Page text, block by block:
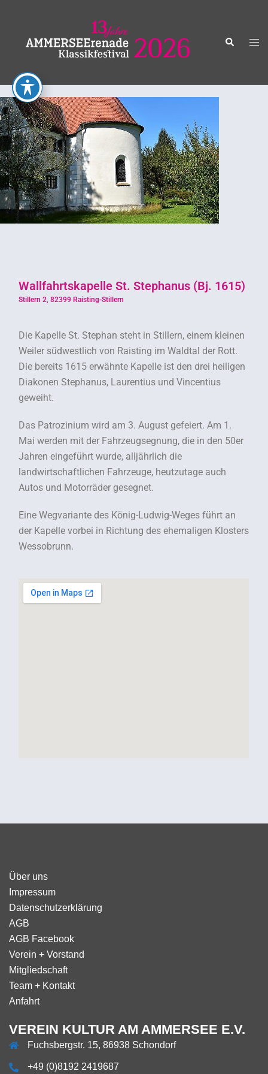
Wallfahrtskapelle St. Stephanus (Bj. 1615)
Stillern 2, 82399 Raisting-Stillern
Die Kapelle St. Stephan steht in Stillern, einem kleinen
Weiler südwestlich von Raisting im Waldtal der Rott.
Die bereits 1615 erwähnte Kapelle ist den drei heiligen
Diakonen Stephanus, Laurentius und Vincentius
geweiht.
Das Patrozinium wird am 3. August gefeiert. Am 1.
Mai werden mit der Fahrzeugsegnung, die in den 50er
Jahren eingeführt wurde, alljährlich die
landwirtschaftlichen Fahrzeuge, heutzutage auch
Autos und Motorräder gesegnet.
Eine Wegvariante des König-Ludwig-Weges führt an
der Kapelle vorbei in Richtung des ehemaligen Klosters
Wessobrunn.
Über uns
Impressum
Datenschutzerklärung
AGB
AGB Facebook
Verein + Vorstand
Mitgliedschaft
Team + Kontakt
Anfahrt
VEREIN KULTUR AM AMMERSEE E.V.
Fuchsbergstr. 15, 86938 Schondorf
+49 (0)8192 2419687